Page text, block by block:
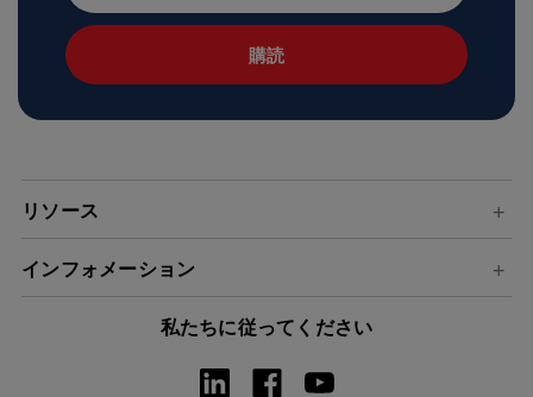
ル
ア
ド
リソース
インフォメーション
私たちに従ってください